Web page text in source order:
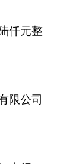
仟元整
限公司